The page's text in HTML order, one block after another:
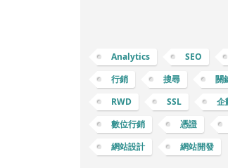
了解產業趨勢，明確目標
保選擇到關鍵字能夠真正
析：研究競爭對手的關鍵
們的成功之處，並找出可
字生成：使用各種工具
Analytics SEO
行銷
搜尋
關
RWD
SSL
企
數位行銷
憑證
網站設計
網站開發